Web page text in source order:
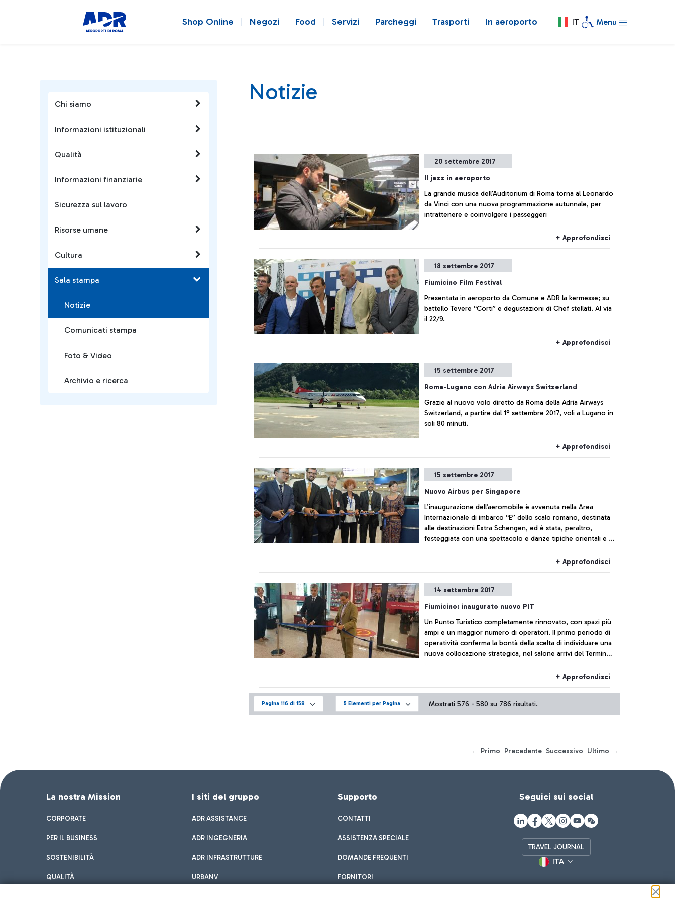
Shop Online Negozi Food Servizi Parcheggi Trasporti In aeroporto IT Menu
Chi siamo
Informazioni istituzionali
Qualità
Informazioni finanziarie
Sicurezza sul lavoro
Risorse umane
Cultura
Sala stampa
Notizie
Comunicati stampa
Foto & Video
Archivio e ricerca
Notizie
20 settembre 2017
Il jazz in aeroporto
La grande musica dell’Auditorium di Roma torna al Leonardo
da Vinci con una nuova programmazione autunnale, per
intrattenere e coinvolgere i passeggeri
+ Approfondisci
18 settembre 2017
Fiumicino Film Festival
Presentata in aeroporto da Comune e ADR la kermesse; su
battello Tevere “Corti” e degustazioni di Chef stellati. Al via
il 22/9.
+ Approfondisci
15 settembre 2017
Roma-Lugano con Adria Airways Switzerland
Grazie al nuovo volo diretto da Roma della Adria Airways
Switzerland, a partire dal 1° settembre 2017, voli a Lugano in
soli 80 minuti.
+ Approfondisci
15 settembre 2017
Nuovo Airbus per Singapore
L’inaugurazione dell’aeromobile è avvenuta nella Area
Internazionale di imbarco “E” dello scalo romano, destinata
alle destinazioni Extra Schengen, ed è stata, peraltro,
festeggiata con una spettacolo e danze tipiche orientali e la
+ Approfondisci
14 settembre 2017
Fiumicino: inaugurato nuovo PIT
Un Punto Turistico completamente rinnovato, con spazi più
ampi e un maggior numero di operatori. Il primo periodo di
operatività conferma la bontà della scelta di individuare una
nuova collocazione strategica, nel salone arrivi del Terminal
+ Approfondisci
Pagina 116 di 158 5 Elementi per Pagina Mostrati 576 - 580 su 786 risultati.
← Primo Precedente Successivo Ultimo →
La nostra Mission
CORPORATE
PER IL BUSINESS
SOSTENIBILITÀ
QUALITÀ
I siti del gruppo
ADR ASSISTANCE
ADR INGEGNERIA
ADR INFRASTRUTTURE
URBANV
Supporto
CONTATTI
ASSISTENZA SPECIALE
DOMANDE FREQUENTI
FORNITORI
Seguici sui social
TRAVEL JOURNAL
ITA